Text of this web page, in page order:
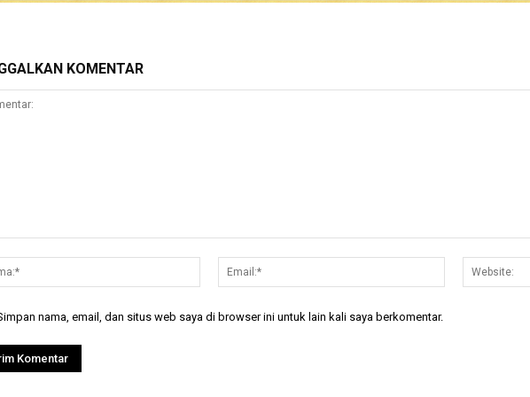
KOMENTAR
Nama:*
Email:*
nama, email, dan situs web saya di browser ini untuk lain kali saya berkomentar.